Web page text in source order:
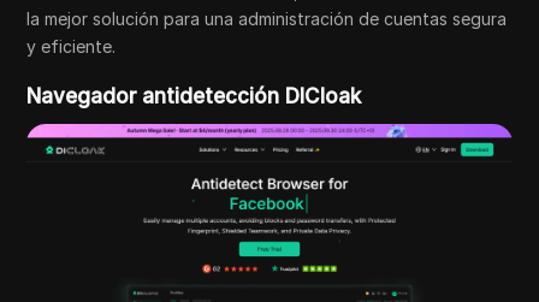
la mejor solución para una administración de cuentas segura
y eficiente.
Navegador antidetección DICloak